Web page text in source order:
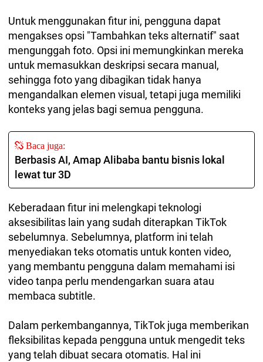
Untuk menggunakan fitur ini, pengguna dapat
mengakses opsi "Tambahkan teks alternatif" saat
mengunggah foto. Opsi ini memungkinkan mereka
untuk memasukkan deskripsi secara manual,
sehingga foto yang dibagikan tidak hanya
mengandalkan elemen visual, tetapi juga memiliki
konteks yang jelas bagi semua pengguna.
Baca juga:
Berbasis AI, Amap Alibaba bantu bisnis lokal
lewat tur 3D
Keberadaan fitur ini melengkapi teknologi
aksesibilitas lain yang sudah diterapkan TikTok
sebelumnya. Sebelumnya, platform ini telah
menyediakan teks otomatis untuk konten video,
yang membantu pengguna dalam memahami isi
video tanpa perlu mendengarkan suara atau
membaca subtitle.
Dalam perkembangannya, TikTok juga memberikan
fleksibilitas kepada pengguna untuk mengedit teks
yang telah dibuat secara otomatis. Hal ini